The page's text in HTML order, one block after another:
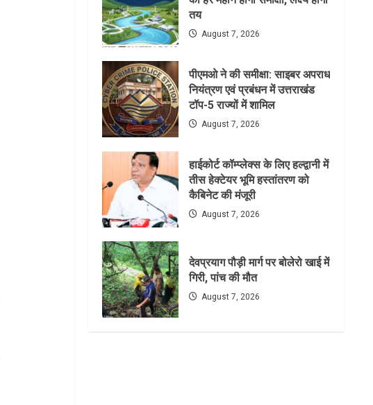
तय
August 7, 2026
पीएमओ ने की समीक्षा: साइबर अपराध
नियंत्रण एवं प्रबंधन में उत्तराखंड
टॉप-5 राज्यों में शामिल
August 7, 2026
हाईकोर्ट कॉम्प्लेक्स के लिए हल्द्वानी में
तीस हेक्टेयर भूमि हस्तांतरण को
कैबिनेट की मंजूरी
August 7, 2026
देवप्रयाग पौड़ी मार्ग पर बोलेरो खाई में
गिरी, पांच की मौत
August 7, 2026